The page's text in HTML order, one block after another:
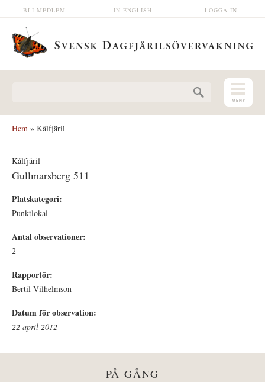
Hoppa till huvudinnehåll LOGGA IN
IN ENGLISH
BLI MEDLEM
Hem » Kålfjäril
Kålfjäril
Gullmarsberg 511
Platskategori:
Punktlokal
Antal observationer:
2
Rapportör:
Bertil Vilhelmson
Datum för observation:
22 april 2012
PÅ GÅNG